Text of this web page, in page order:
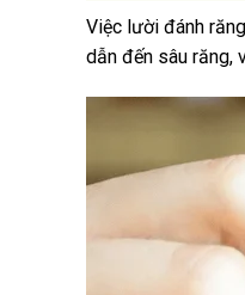
Việc lười đánh
dẫn đến sâu răng,